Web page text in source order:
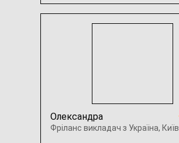
Американська англійська
Олександра
Фріланс викладач з Україна, Київ